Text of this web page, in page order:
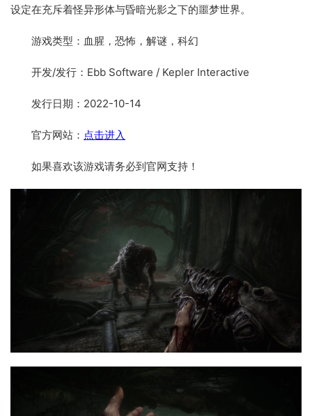
设定在充斥着怪异形体与昏暗光影之下的噩梦世界。
游戏类型：血腥，恐怖，解谜，科幻
开发/发行：Ebb Software / Kepler Interactive
发行日期：2022-10-14
官方网站： 点击进入
如果喜欢该游戏请务必到官网支持！